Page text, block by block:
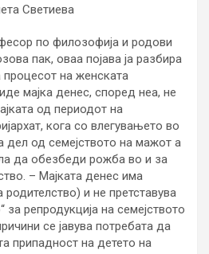
Светиева
по филозофија и родови
пак, оваа појава ја разбира
процесот на женската
мајка денес, според неа, не
од периодот на
кога со влегувањето во
дел од семејството на мажот а
да обезбеди рожба во и за
– Мајката денес има
родителство) и не претставува
за репродукција на семејството
се јавува потребата да
припадност на детето на